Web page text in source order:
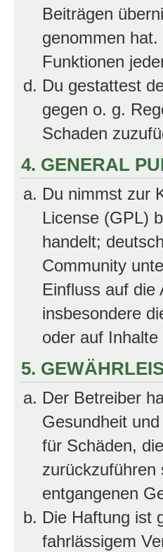
Beiträgen
genommen
Funktionen
Du gestattest
gegen o. g.
Schaden
4. GENERAL
Du nimmst zur
License (GPL)
handelt;
Community
Einfluss auf die
insbesondere
oder auf
5.
Der Betreiber
Gesundheit
für Schäden,
zurückzuführen
entgangenen
Die Haftung ist
fahrlässigem